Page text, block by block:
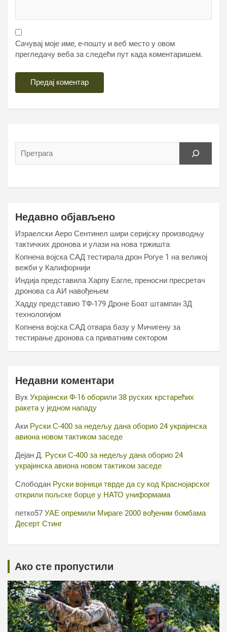
Сачувај моје име, е-пошту и веб место у овом
прегледачу веба за следећи пут када коментаришем.
Недавно објављено
Израелски Аеро Сентинел шири серијску производњу
тактичких дронова и улази на нова тржишта
Копнена војска САД тестирала дрон Рогуе 1 на великој
вежби у Калифорнији
Индија представила Харпy Еагле, преносни пресретач
дронова са АИ навођењем
Хаддy представио ТФ-179 Дроне Боат штампан 3Д
технологијом
Копнена војска САД отвара базу у Мичигену за
тестирање дронова са приватним сектором
Недавни коментари
Вук Украјински Ф-16 оборили 38 руских крстарећих
ракета у једном нападу
Аки Руски С-400 за недељу дана оборио 24 украјинска
авиона новом тактиком заседе
Дејан Д. Руски С-400 за недељу дана оборио 24
украјинска авиона новом тактиком заседе
Слободан Руски војници тврде да су код Краснојарског
открили пољске борце у НАТО униформама
петко57 УАЕ опремили Мираге 2000 вођеним бомбама
Десерт Стинг
Ако сте пропустили